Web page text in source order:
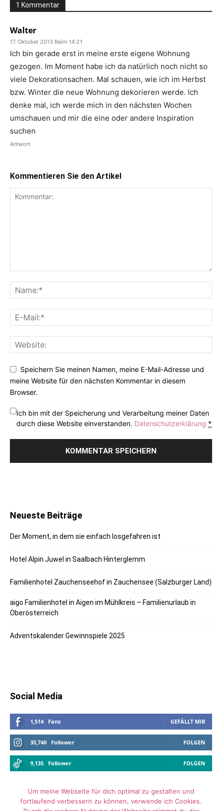
1 Kommentar
Walter
17. Oktober 2013 Beim 14:21
Ich bin gerade erst in meine erste eigene Wohnung
gezogen. Im Moment habe ich da natürlich noch nicht so
viele Dekorationsachen. Mal schauen, wie ich im Herbst
bzw. Winter die neue Wohnung dekorieren werde. Ich
denke mal, ich werde mich in den nächsten Wochen
umschauen und mir die eine oder andere Inspiration
suchen
Antwort
Kommentieren Sie den Artikel
Speichern Sie meinen Namen, meine E-Mail-Adresse und
meine Website für den nächsten Kommentar in diesem
Browser.
Ich bin mit der Speicherung und Verarbeitung meiner Daten
durch diese Website einverstanden. Datenschutzerklärung *
Neueste Beiträge
Der Moment, in dem sie einfach losgefahren ist
Hotel Alpin Juwel in Saalbach Hinterglemm
Familienhotel Zauchenseehof in Zauchensee (Salzburger Land)
aigo Familienhotel in Aigen im Mühlkreis – Familienurlaub in
Oberösterreich
Adventskalender Gewinnspiele 2025
Social Media
1,514 Fans GEFÄLLT MIR
35,740 Follower FOLGEN
9,135 Follower FOLGEN
Um meine Webseite für dich optimal zu gestalten und
fortlaufend verbessern zu können, verwende ich Cookies.